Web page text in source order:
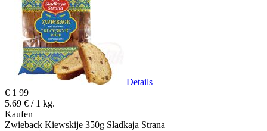
Details
€ 1 99
5.69 € / 1 kg.
Kaufen
Zwieback Kiewskije 350g Sladkaja Strana